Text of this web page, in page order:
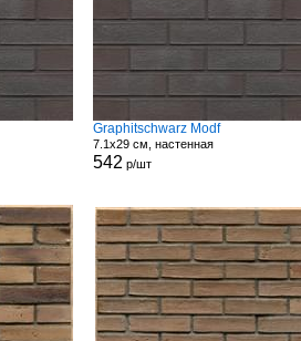
Graphitschwarz Modf
7.1x29 см, настенная
542 р/шт